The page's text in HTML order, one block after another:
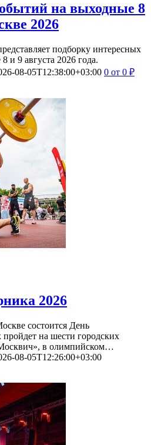
на выходные 8
2026
подборку интересных
и 9 августа 2026 года.
08-05T12:38:00+03:00 0 от 0 ₽
2026
состоится День
на шести городских
в олимпийском…
08-05T12:26:00+03:00